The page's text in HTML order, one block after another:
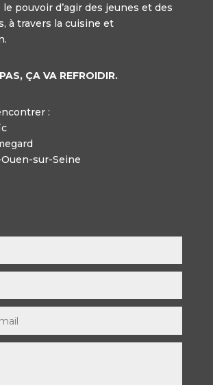
pouvoir d’agir des jeunes et des
à travers la cuisine et
ÇA VA REFROIDIR.
:
sur-Seine